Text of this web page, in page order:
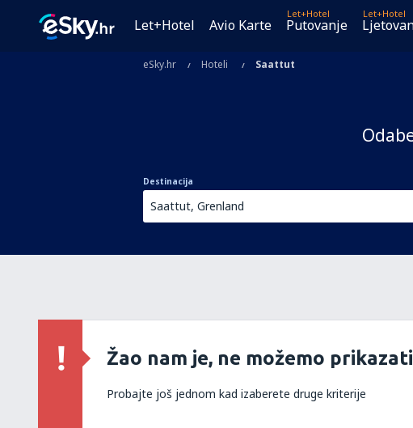
Let+Hotel Avio Karte
Let+Hotel
Putovanje
Let+Hotel
eSky.hr Hoteli Saattut
Destinacija
Žao nam je, ne možemo
Probajte još jednom kad izaberete druge kriterije